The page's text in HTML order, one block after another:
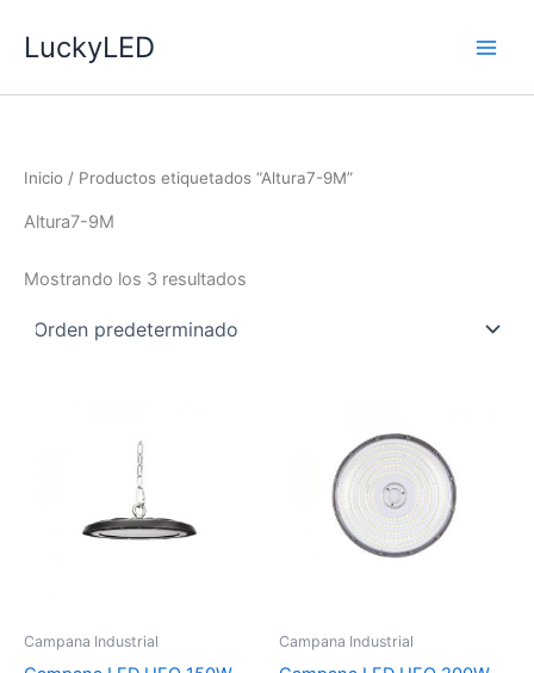
LuckyLED
Inicio / Productos etiquetados “Altura7-9M”
Altura7-9M
Mostrando los 3 resultados
Campana Industrial Campana Industrial